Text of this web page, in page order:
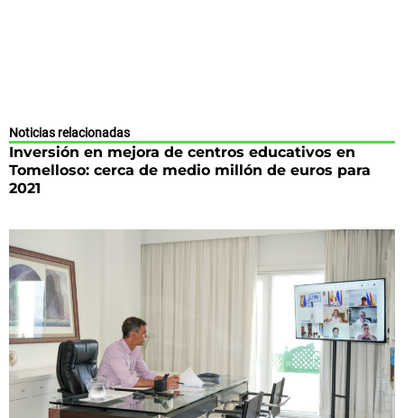
Noticias relacionadas
Inversión en mejora de centros educativos en
Tomelloso: cerca de medio millón de euros para
2021